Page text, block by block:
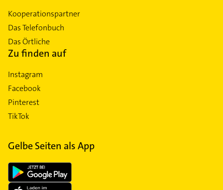
Kooperationspartner
Das Telefonbuch
Das Örtliche
Zu finden auf
Instagram
Facebook
Pinterest
TikTok
Gelbe Seiten als App